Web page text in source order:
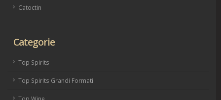
Catoctin
Categorie
Top Spirits
Top Spirits Grandi Formati